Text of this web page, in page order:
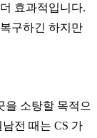
효과적입니다.
구하긴 하지만
을 소탕할 목적으
전 때는 CS 가